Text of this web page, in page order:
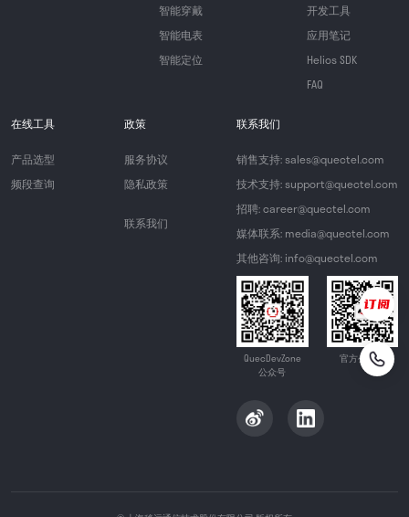
智能穿戴
智能电表
智能定位
开发工具
应用笔记
Helios SDK
FAQ
在线工具
产品选型
频段查询
政策
服务协议
隐私政策
联系我们
联系我们
销售支持: sales@quectel.com
技术支持: support@quectel.com
招聘: career@quectel.com
媒体联系: media@quectel.com
其他咨询: info@quectel.com
QuecDevZone
公众号
官方公众号